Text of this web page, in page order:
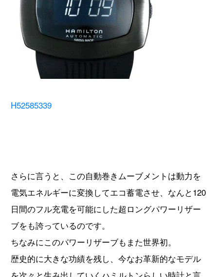
H52585339
さらに言うと、この自動巻きムーブメントは動力を
電気エネルギーに変換してエコ蓄電させ、なんと120
日間のフル充電を可能にした超ロングパワーリザー
ブをも誇っているのです。
ちなみにこのパワーリザーブもまた世界初。
歴史的に大きな功績を残し、今なお革新的なモデル